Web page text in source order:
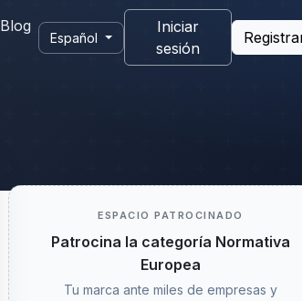
Blog
Español
Iniciar
sesión
ESPACIO PATROCINADO
Patrocina la categoría Normativa
Europea
Tu marca ante miles de empresas y